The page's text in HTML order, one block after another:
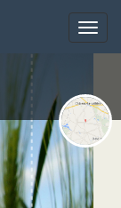
Toggle
Toggle